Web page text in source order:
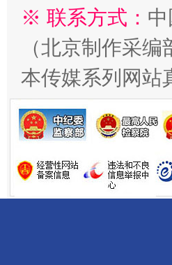
受贿1.44亿！段成刚被判
※ 联系方式：
（北京制作采编
本传媒系列网站